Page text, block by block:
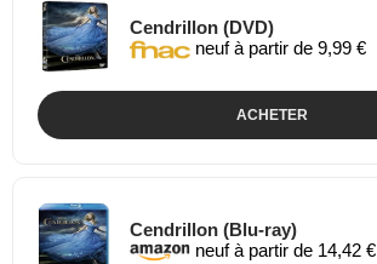
Cendrillon (DVD)
neuf à partir de 9,99 €
ACHETER
Cendrillon (Blu-ray)
neuf à partir de 14,42 €